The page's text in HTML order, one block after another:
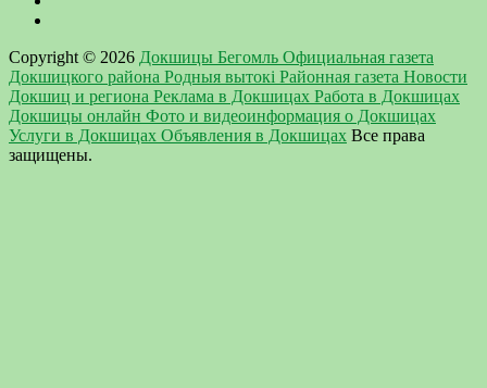
Copyright © 2026 Докшицы Бегомль Официальная газета
Докшицкого района Родныя вытокi Районная газета Новости
Докшиц и региона Реклама в Докшицах Работа в Докшицах
Докшицы онлайн Фото и видеоинформация о Докшицах
Услуги в Докшицах Объявления в Докшицах Все права
защищены.